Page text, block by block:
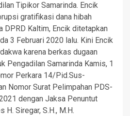
Tipikor Samarinda. Encik
gratifikasi dana hibah
DPRD Kaltim, Encik ditetapkan
3 Februari 2020 lalu. Kini Encik
karena berkas dugaan
Pengadilan Samarinda Kamis, 1
Perkara 14/Pid.Sus-
Nomor Surat Pelimpahan PDS-
dengan Jaksa Penuntut
H. Siregar, S.H., M.H.